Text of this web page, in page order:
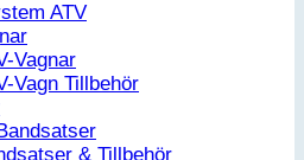
ATV
Vagnar
Vagn Tillbehör
& Tillbehör